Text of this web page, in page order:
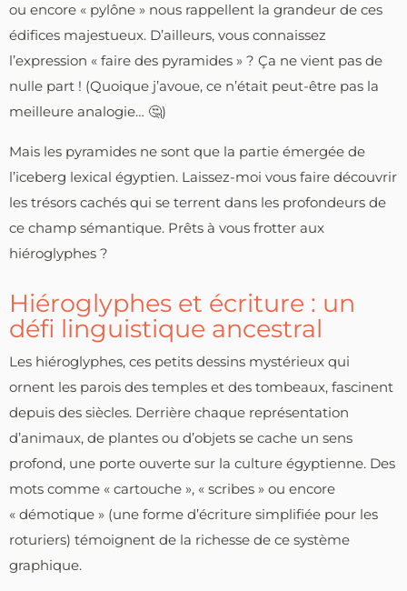
ou encore « pylône » nous rappellent la grandeur de ces
édifices majestueux. D’ailleurs, vous connaissez
l’expression « faire des pyramides » ? Ça ne vient pas de
nulle part ! (Quoique j’avoue, ce n’était peut-être pas la
meilleure analogie… 🤔)
Mais les pyramides ne sont que la partie émergée de
l’iceberg lexical égyptien. Laissez-moi vous faire découvrir
les trésors cachés qui se terrent dans les profondeurs de
ce champ sémantique. Prêts à vous frotter aux
hiéroglyphes ?
Hiéroglyphes et écriture : un
défi linguistique ancestral
Les hiéroglyphes, ces petits dessins mystérieux qui
ornent les parois des temples et des tombeaux, fascinent
depuis des siècles. Derrière chaque représentation
d’animaux, de plantes ou d’objets se cache un sens
profond, une porte ouverte sur la culture égyptienne. Des
mots comme « cartouche », « scribes » ou encore
« démotique » (une forme d’écriture simplifiée pour les
roturiers) témoignent de la richesse de ce système
graphique.